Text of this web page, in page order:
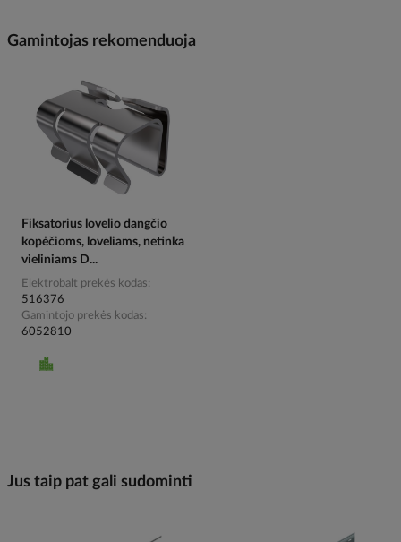
Gamintojas rekomenduoja
Fiksatorius lovelio dangčio
kopėčioms, loveliams, netinka
vieliniams D...
Elektrobalt prekės kodas
516376
Gamintojo prekės kodas
6052810
Jus taip pat gali sudominti